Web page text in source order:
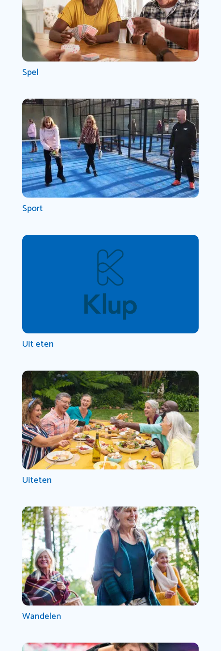
Spel
Sport
Uit eten
Uiteten
Wandelen